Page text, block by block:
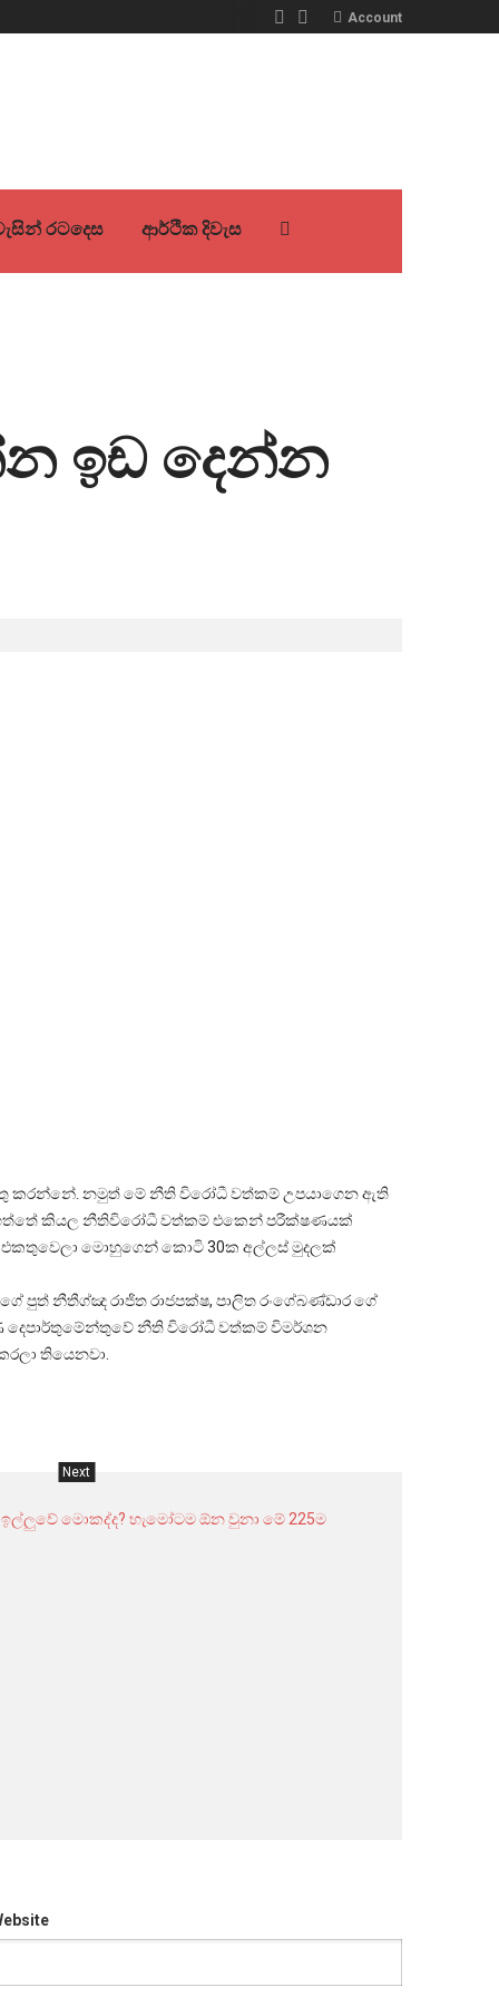
Account
රටදෙස ආර්ථික දිවැස
ඉඩ දෙන්න
කරන්නේ. නමුත් මේ නීති විරෝධී වත්කම් උපයාගෙන ඇති
කියල නීතිවිරෝධී වත්කම් එකෙන් පරීක්ෂණයක්
මොහුගෙන් කොටි 30ක අල්ලස් මුදලක්
පුත් නීතීග්ඤ රාජිත රාජපක්ෂ, පාලිත රංගේබණ්ඩාර ගේ
දෙපාර්තුමේන්තුවේ නීති විරෝධී වත්කම් විමර්ශන
තියෙනවා.
Next